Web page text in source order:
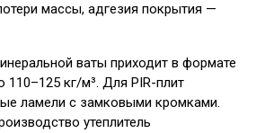
массы, адгезия покрытия —
ваты приходит в формате
110–125 кг/м³. Для PIR-плит
ламели с замковыми кромками.
утеплитель